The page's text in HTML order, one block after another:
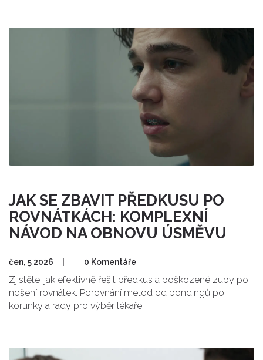
JAK SE ZBAVIT PŘEDKUSU PO
ROVNÁTKÁCH: KOMPLEXNÍ
NÁVOD NA OBNOVU ÚSMĚVU
čen, 5 2026 0 Komentáře
Zjistěte, jak efektivně řešit předkus a poškozené zuby po
nošení rovnátek. Porovnání metod od bondingů po
korunky a rady pro výběr lékaře.